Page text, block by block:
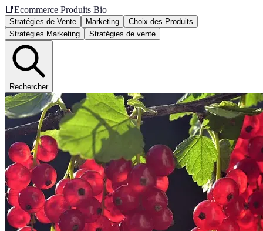
📑Ecommerce Produits Bio
Stratégies de Vente Marketing
Choix des Produits
Stratégies Marketing
Stratégies de vente
Rechercher